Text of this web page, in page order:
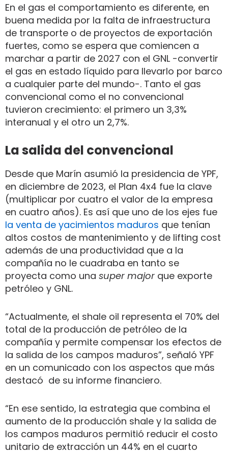
En el gas el comportamiento es diferente, en
buena medida por la falta de infraestructura
de transporte o de proyectos de exportación
fuertes, como se espera que comiencen a
marchar a partir de 2027 con el GNL -convertir
el gas en estado líquido para llevarlo por barco
a cualquier parte del mundo-. Tanto el gas
convencional como el no convencional
tuvieron crecimiento: el primero un 3,3%
interanual y el otro un 2,7%.
La salida del convencional
Desde que Marín asumió la presidencia de YPF,
en diciembre de 2023, el Plan 4x4 fue la clave
(multiplicar por cuatro el valor de la empresa
en cuatro años). Es así que uno de los ejes fue
la venta de yacimientos maduros que tenían
altos costos de mantenimiento y de lifting cost
además de una productividad que a la
compañía no le cuadraba en tanto se
proyecta como una super major que exporte
petróleo y GNL.
“Actualmente, el shale oil representa el 70% del
total de la producción de petróleo de la
compañía y permite compensar los efectos de
la salida de los campos maduros”, señaló YPF
en un comunicado con los aspectos que más
destacó de su informe financiero.
“En ese sentido, la estrategia que combina el
aumento de la producción shale y la salida de
los campos maduros permitió reducir el costo
unitario de extracción un 44% en el cuarto